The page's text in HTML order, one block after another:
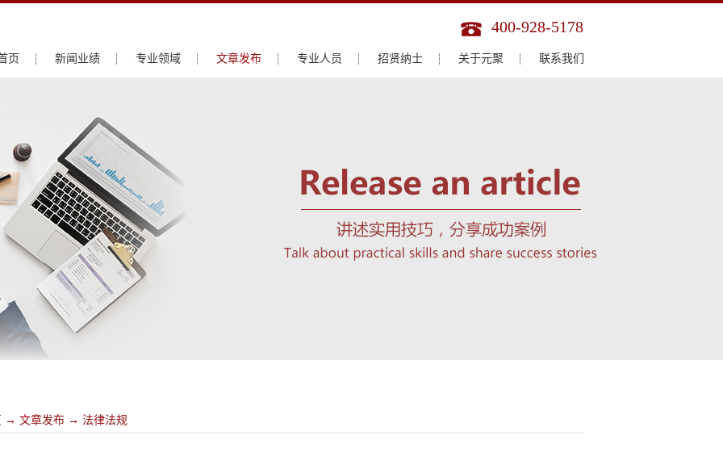
400-928-5178
页 新闻业绩 专业领域 文章发布 专业人员 招贤纳士 关于元聚 联系我们
→ 文章发布 → 法律法规